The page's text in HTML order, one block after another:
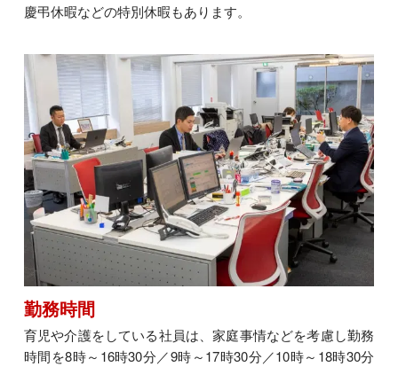
慶弔休暇などの特別休暇もあります。
勤務時間
育児や介護をしている社員は、家庭事情などを考慮し勤務
時間を8時～16時30分／9時～17時30分／10時～18時30分